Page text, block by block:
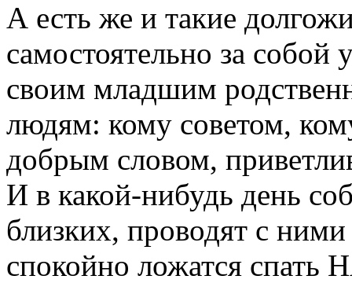
А есть же и такие
самостоятельно за
своим младшим
людям: кому советом,
добрым словом,
И в какой-нибудь день
близких, проводят с
спокойно ложатся